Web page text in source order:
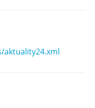
aktuality24.xml